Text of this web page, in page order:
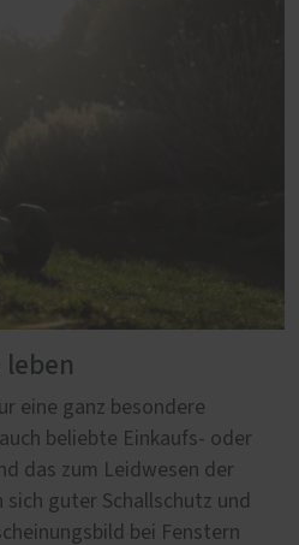
leben
eine ganz besondere
beliebte Einkaufs- oder
das zum Leidwesen der
sich guter Schallschutz und
bei Fenstern